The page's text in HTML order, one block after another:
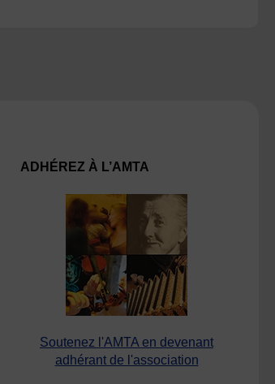
ADHÉREZ À L’AMTA
Soutenez l'AMTA en devenant
adhérant de l'association